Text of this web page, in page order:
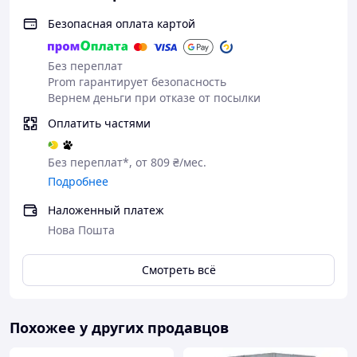
ножками выдерживает
дополнительную нагрузку
✅ Матовое стекло — приватность и
эстетичный дизайн
✅ Раздвижные двери на роликах —
плавное открывание без лишнего
пространства
✅ Полная комплектация — поддон,
витраж, сифон, ручки, ролики для
быстрого монтажа
Характеристики:
Размеры: 100×100×193 см Форма:
полукруглая (прямоугольная) Двери:
раздвижные на роликах (2 створки)
Стекло: матовое закаленное с
глубокий с усилением и
регулируемыми ножками
Безопасная оплата картой
Без переплат
Prom гарантирует безопасность
Вернем деньги при отказе от посылки
Оплатить частями
Без переплат*, от 809 ₴/мес.
Подробнее
Наложенный платеж
Нова Пошта
Смотреть всё
Похожее у других продавцов